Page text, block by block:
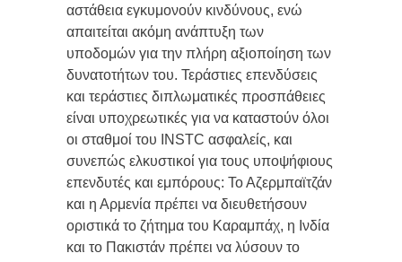
αστάθεια εγκυμονούν κινδύνους, ενώ
απαιτείται ακόμη ανάπτυξη των
υποδομών για την πλήρη αξιοποίηση των
δυνατοτήτων του. Τεράστιες επενδύσεις
και τεράστιες διπλωματικές προσπάθειες
είναι υποχρεωτικές για να καταστούν όλοι
οι σταθμοί του INSTC ασφαλείς, και
συνεπώς ελκυστικοί για τους υποψήφιους
επενδυτές και εμπόρους: Το Αζερμπαϊτζάν
και η Αρμενία πρέπει να διευθετήσουν
οριστικά το ζήτημα του Καραμπάχ, η Ινδία
και το Πακιστάν πρέπει να λύσουν το